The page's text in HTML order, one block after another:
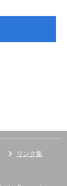
リンク集